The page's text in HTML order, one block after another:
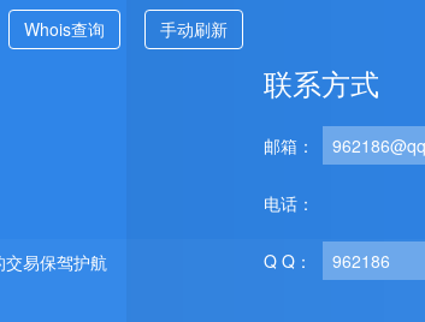
Whois查询 手动刷新
易保驾护航
联系方式
邮箱：
电话：
Q Q： 962186